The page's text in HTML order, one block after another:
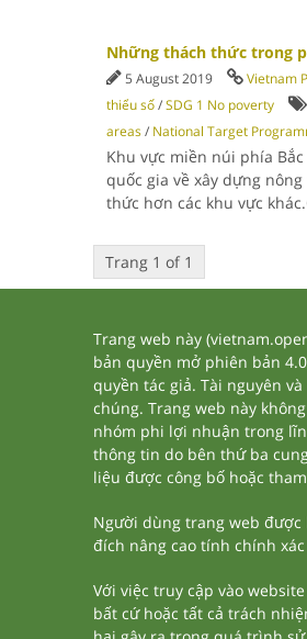
Những thách thức trong
5 August 2019 Vietnam
thiểu số/SDG 1 No poverty
areas/ National Target
Khu vực miền núi phía
quốc gia về xây dựng
thức hơn các khu vực
Trang 1 of 1
Trang web này
bản quyền mở phiên bản
quyền tác giả. Tài nguyên
chúng. Trang web này
nhóm phi lợi nhuận trong
thông tin do bên thứ ba
liệu được công bố hoặc
Người dùng trang web
đích nâng cao tính chính
Với việc truy cập vào
bất cứ hoặc tất cả trách